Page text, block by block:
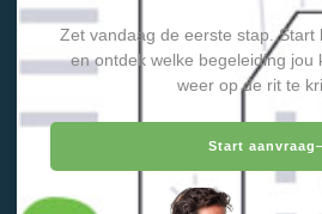
Zet vandaag de eerste stap. Start
en ontdek welke begeleiding jou
weer op de rit te
Start aanvraag